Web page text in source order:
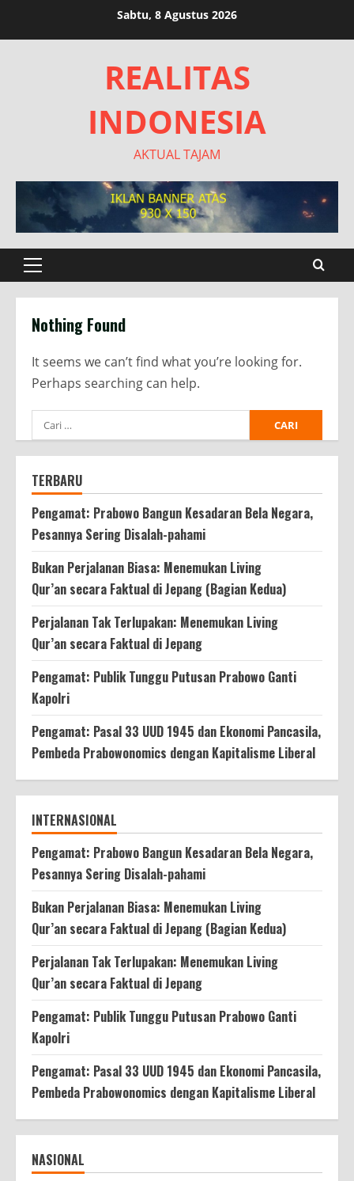
Sabtu, 8 Agustus 2026
REALITAS
INDONESIA
AKTUAL TAJAM
Primary
Nothing Found
It seems we can’t find what you’re looking for.
Perhaps searching can help.
Cari
untuk:
TERBARU
Pengamat: Prabowo Bangun Kesadaran Bela Negara,
Pesannya Sering Disalah-pahami
Bukan Perjalanan Biasa: Menemukan Living
Qur’an secara Faktual di Jepang (Bagian Kedua)
Perjalanan Tak Terlupakan: Menemukan Living
Qur’an secara Faktual di Jepang
Pengamat: Publik Tunggu Putusan Prabowo Ganti
Kapolri
Pengamat: Pasal 33 UUD 1945 dan Ekonomi Pancasila,
Pembeda Prabowonomics dengan Kapitalisme Liberal
INTERNASIONAL
Pengamat: Prabowo Bangun Kesadaran Bela Negara,
Pesannya Sering Disalah-pahami
Bukan Perjalanan Biasa: Menemukan Living
Qur’an secara Faktual di Jepang (Bagian Kedua)
Perjalanan Tak Terlupakan: Menemukan Living
Qur’an secara Faktual di Jepang
Pengamat: Publik Tunggu Putusan Prabowo Ganti
Kapolri
Pengamat: Pasal 33 UUD 1945 dan Ekonomi Pancasila,
Pembeda Prabowonomics dengan Kapitalisme Liberal
NASIONAL